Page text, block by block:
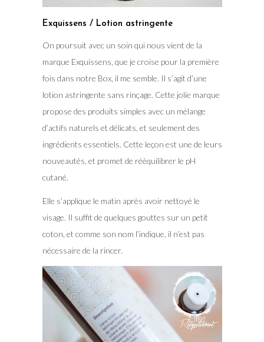
Exquissens / Lotion astringente
On poursuit avec un soin qui nous vient de la
marque Exquissens, que je croise pour la première
fois dans notre Box, il me semble. Il s’agit d’une
lotion astringente sans rinçage. Cette jolie marque
propose des produits simples avec un mélange
d’actifs naturels et délicats, et seulement des
ingrédients essentiels. Cette leçon est une de leurs
nouveautés, et promet de rééquilibrer le pH
cutané.
Elle s’applique le matin après avoir nettoyé le
visage. Il suffit de quelques gouttes sur un petit
coton, et comme son nom l’indique, il n’est pas
nécessaire de la rincer.